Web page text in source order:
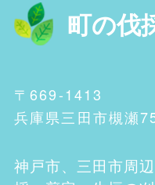
町の伐
〒669-1413
兵庫県三田市槻瀬
神戸市、三田市周